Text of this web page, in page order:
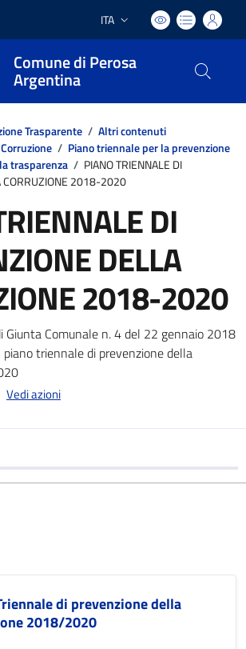
Lingua attiva:
ITA
Comune di Perosa
Argentina
Trasparente / Altri contenuti
/ Piano triennale per la prevenzione
trasparenza / PIANO TRIENNALE DI
CORRUZIONE 2018-2020
DI
DELLA
2018-2020
Giunta Comunale n. 4 del 22 gennaio 2018
triennale di prevenzione della
Vedi azioni
di prevenzione della
2018/2020